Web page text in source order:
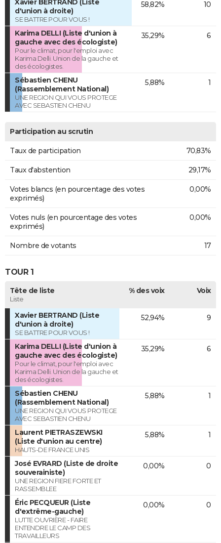
Xavier BERTRAND (Liste
d'union à droite)
SE BATTRE POUR VOUS !
58,82% 10
Karima DELLI (Liste d'union à
gauche avec des écologiste)
Pour le climat, pour l'emploi avec
Karima Delli. Union de la gauche et
des écologistes.
35,29% 6
Sébastien CHENU
(Rassemblement National)
UNE REGION QUI VOUS PROTEGE
AVEC SEBASTIEN CHENU
5,88% 1
Participation au scrutin
Taux de participation 70,83%
Taux d'abstention 29,17%
Votes blancs (en pourcentage des votes
exprimés)
0,00%
Votes nuls (en pourcentage des votes
exprimés)
0,00%
Nombre de votants 17
TOUR 1
Tête de liste
Liste
% des voix Voix
Xavier BERTRAND (Liste
d'union à droite)
SE BATTRE POUR VOUS !
52,94% 9
Karima DELLI (Liste d'union à
gauche avec des écologiste)
Pour le climat, pour l'emploi avec
Karima Delli. Union de la gauche et
des écologistes.
35,29% 6
Sébastien CHENU
(Rassemblement National)
UNE REGION QUI VOUS PROTEGE
AVEC SEBASTIEN CHENU
5,88% 1
Laurent PIETRASZEWSKI
(Liste d'union au centre)
HAUTS-DE FRANCE UNIS
5,88% 1
José EVRARD (Liste de droite
souverainiste)
UNE REGION FIERE FORTE ET
RASSEMBLEE
0,00% 0
Éric PECQUEUR (Liste
d'extrême-gauche)
LUTTE OUVRIÈRE - FAIRE
ENTENDRE LE CAMP DES
TRAVAILLEURS
0,00% 0